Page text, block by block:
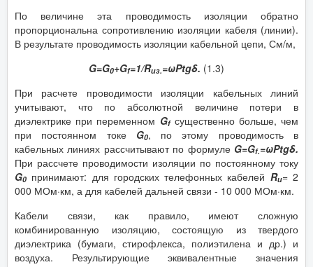
По величине эта проводимость изоляции обратно
пропорциональна сопротивлению изоляции кабеля (линии).
В результате проводимость изоляции кабельной цепи, См/м,
G=G0+Gf=1/Rиз.=ωΡtgδ. (1.3)
При расчете проводимости изоляции кабельных линий
учитывают, что по абсолютной величине потери в
диэлектрике при переменном Gfсущественно больше, чем
при постоянном токе G0, по этому проводимость в
кабельных линиях рассчитывают по формуле G=Gf.=ωΡtgδ.
При рассчете проводимости изоляции по постоянному току
G0 принимают: для городских телефонных кабелей Rи= 2
000 МОм·км, а для кабелей дальней связи - 10 000 МОм·км.
Кабели связи, как правило, имеют сложную
комбинированную изоляцию, состоящую из твердого
диэлектрика (бумаги, стирофлекса, полиэтилена и др.) и
воздуха. Результирующие эквивалентные значения